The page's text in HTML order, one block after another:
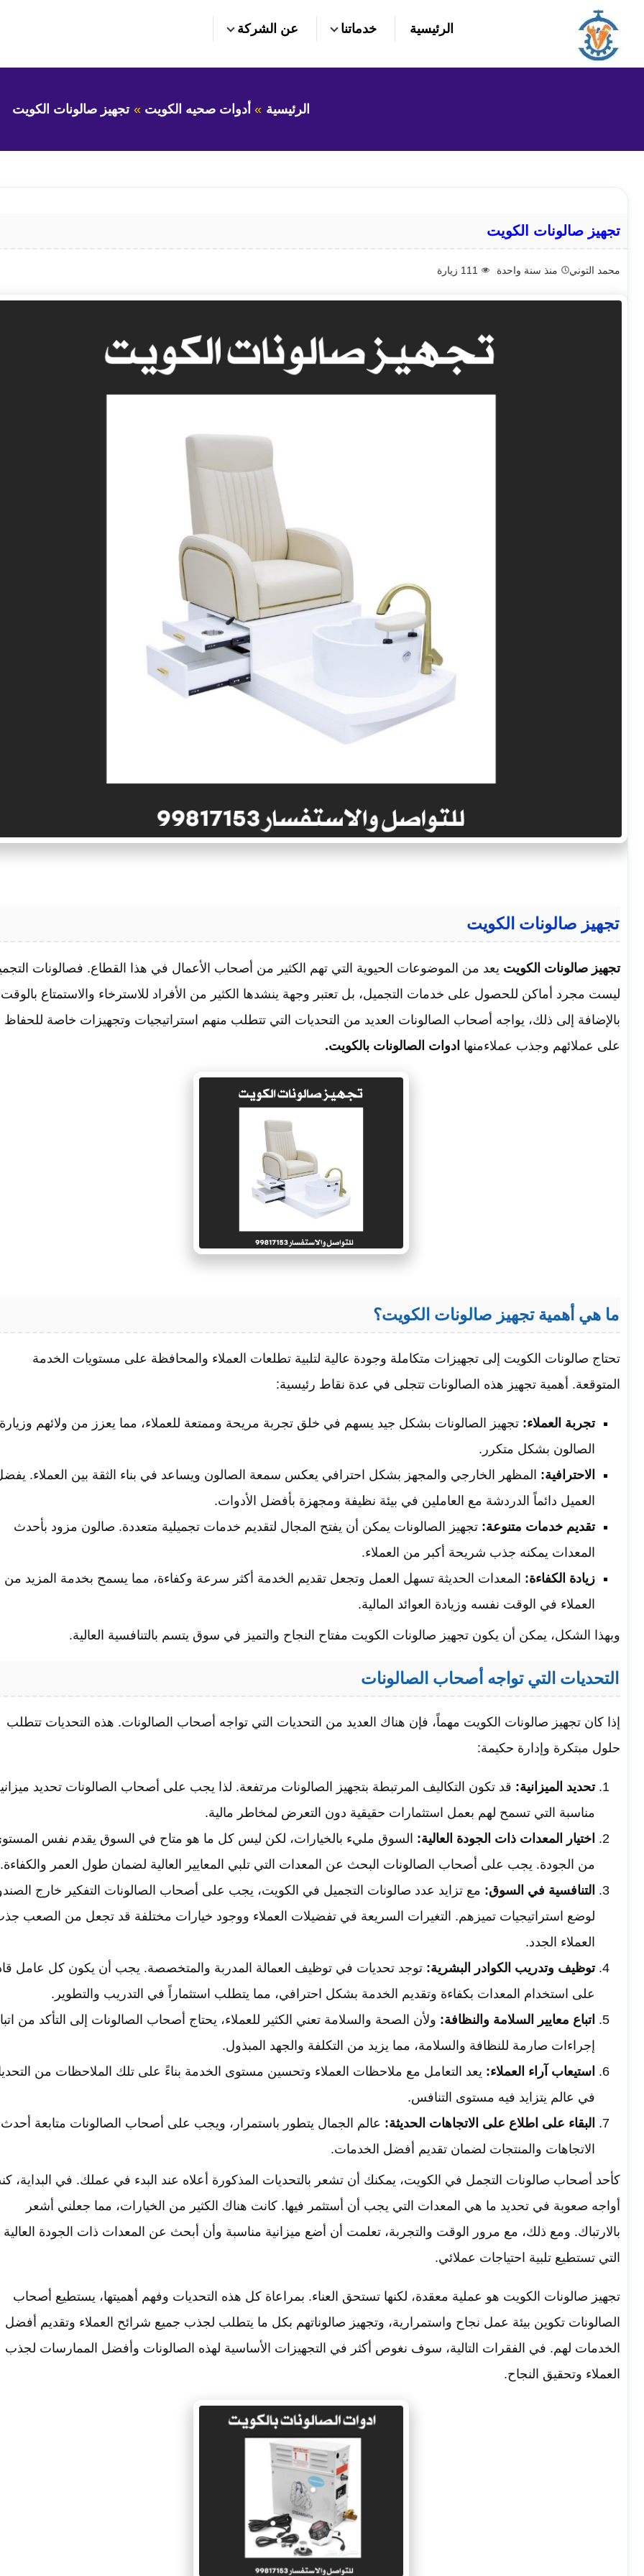
المحتوى
الرئيسية خدماتنا عن الشركة
الرئيسية أدوات صحيه الكويت تجهيز صالونات الكويت
تجهيز صالونات الكويت
محمد التوني منذ سنة واحدة 111 زيارة
تجهيز صالونات الكويت
تجهيز صالونات الكويت يعد من الموضوعات الحيوية التي تهم الكثير من أصحاب الأعمال في هذا القطاع. فصالونات
ليست مجرد أماكن للحصول على خدمات التجميل، بل تعتبر وجهة ينشدها الكثير من الأفراد للاسترخاء والاستمتاع
بالإضافة إلى ذلك، يواجه أصحاب الصالونات العديد من التحديات التي تتطلب منهم استراتيجيات وتجهيزات خاصة للحفاظ
على عملائهم وجذب عملاءمنها ادوات الصالونات بالكويت.
ما هي أهمية تجهيز صالونات الكويت؟
تحتاج صالونات الكويت إلى تجهيزات متكاملة وجودة عالية لتلبية تطلعات العملاء والمحافظة على مستويات الخدمة
المتوقعة. أهمية تجهيز هذه الصالونات تتجلى في عدة نقاط رئيسية:
تجربة العملاء: تجهيز الصالونات بشكل جيد يسهم في خلق تجربة مريحة وممتعة للعملاء، مما يعزز من ولائهم وزيارة
الصالون بشكل متكرر.
الاحترافية: المظهر الخارجي والمجهز بشكل احترافي يعكس سمعة الصالون ويساعد في بناء الثقة بين العملاء.
العميل دائماً الدردشة مع العاملين في بيئة نظيفة ومجهزة بأفضل الأدوات.
تقديم خدمات متنوعة: تجهيز الصالونات يمكن أن يفتح المجال لتقديم خدمات تجميلية متعددة. صالون مزود بأحدث
المعدات يمكنه جذب شريحة أكبر من العملاء.
زيادة الكفاءة: المعدات الحديثة تسهل العمل وتجعل تقديم الخدمة أكثر سرعة وكفاءة، مما يسمح بخدمة المزيد من
العملاء في الوقت نفسه وزيادة العوائد المالية.
وبهذا الشكل، يمكن أن يكون تجهيز صالونات الكويت مفتاح النجاح والتميز في سوق يتسم بالتنافسية العالية.
التحديات التي تواجه أصحاب الصالونات
إذا كان تجهيز صالونات الكويت مهماً، فإن هناك العديد من التحديات التي تواجه أصحاب الصالونات. هذه التحديات تتطلب
حلول مبتكرة وإدارة حكيمة:
تحديد الميزانية: قد تكون التكاليف المرتبطة بتجهيز الصالونات مرتفعة. لذا يجب على أصحاب الصالونات تحديد
مناسبة التي تسمح لهم بعمل استثمارات حقيقية دون التعرض لمخاطر مالية.
اختيار المعدات ذات الجودة العالية: السوق مليء بالخيارات، لكن ليس كل ما هو متاح في السوق يقدم نفس
من الجودة. يجب على أصحاب الصالونات البحث عن المعدات التي تلبي المعايير العالية لضمان طول العمر والكفاءة.
التنافسية في السوق: مع تزايد عدد صالونات التجميل في الكويت، يجب على أصحاب الصالونات التفكير خارج
لوضع استراتيجيات تميزهم. التغيرات السريعة في تفضيلات العملاء ووجود خيارات مختلفة قد تجعل من الصعب
العملاء الجدد.
توظيف وتدريب الكوادر البشرية: توجد تحديات في توظيف العمالة المدربة والمتخصصة. يجب أن يكون كل عامل
على استخدام المعدات بكفاءة وتقديم الخدمة بشكل احترافي، مما يتطلب استثماراً في التدريب والتطوير.
اتباع معايير السلامة والنظافة: ولأن الصحة والسلامة تعني الكثير للعملاء، يحتاج أصحاب الصالونات إلى التأكد من
إجراءات صارمة للنظافة والسلامة، مما يزيد من التكلفة والجهد المبذول.
استيعاب آراء العملاء: يعد التعامل مع ملاحظات العملاء وتحسين مستوى الخدمة بناءً على تلك الملاحظات من
في عالم يتزايد فيه مستوى التنافس.
البقاء على اطلاع على الاتجاهات الحديثة: عالم الجمال يتطور باستمرار، ويجب على أصحاب الصالونات متابعة أحدث
الاتجاهات والمنتجات لضمان تقديم أفضل الخدمات.
كأحد أصحاب صالونات التجمل في الكويت، يمكنك أن تشعر بالتحديات المذكورة أعلاه عند البدء في عملك. في البداية،
أواجه صعوبة في تحديد ما هي المعدات التي يجب أن أستثمر فيها. كانت هناك الكثير من الخيارات، مما جعلني أشعر
بالارتباك. ومع ذلك، مع مرور الوقت والتجربة، تعلمت أن أضع ميزانية مناسبة وأن أبحث عن المعدات ذات الجودة العالية
التي تستطيع تلبية احتياجات عملائي.
تجهيز صالونات الكويت هو عملية معقدة، لكنها تستحق العناء. بمراعاة كل هذه التحديات وفهم أهميتها، يستطيع أصحاب
الصالونات تكوين بيئة عمل نجاح واستمرارية، وتجهيز صالوناتهم بكل ما يتطلب لجذب جميع شرائح العملاء وتقديم أفضل
الخدمات لهم. في الفقرات التالية، سوف نغوص أكثر في التجهيزات الأساسية لهذه الصالونات وأفضل الممارسات لجذب
العملاء وتحقيق النجاح.